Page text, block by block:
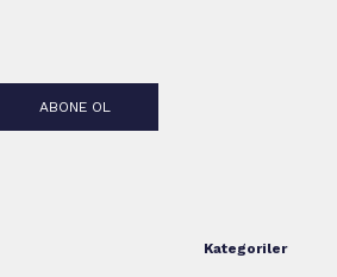
ABONE OL
Kategoriler